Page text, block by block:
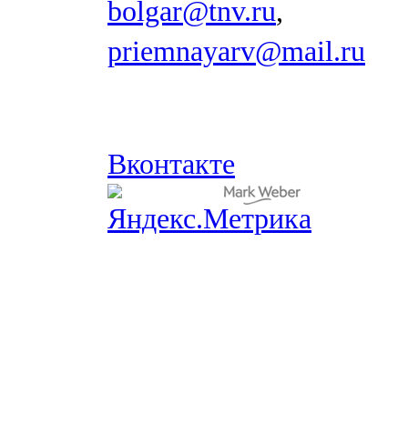
bolgar@tnv.ru,
priemnayarv@mail.ru
Вконтакте